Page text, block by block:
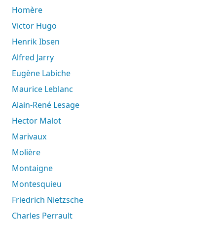
Homère
Victor Hugo
Henrik Ibsen
Alfred Jarry
Eugène Labiche
Maurice Leblanc
Alain-René Lesage
Hector Malot
Marivaux
Molière
Montaigne
Montesquieu
Friedrich Nietzsche
Charles Perrault